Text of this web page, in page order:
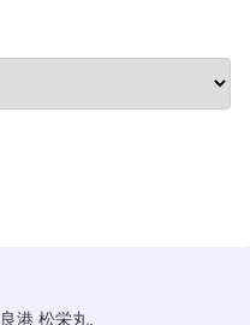
港 松栄丸.